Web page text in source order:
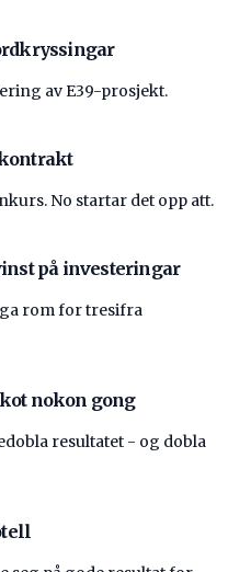
av E39-prosjekt.
No startar det opp att.
på investeringar
rom for tresifra
nokon gong
resultatet - og dobla